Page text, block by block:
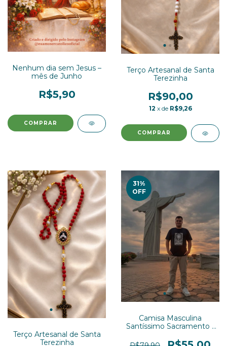
Nenhum dia sem Jesus –
mês de Junho
R$5,90
Terço Artesanal de Santa
Terezinha
R$90,00
12 x de R$9,26
Terço Artesanal de Santa
Terezinha
31%
OFF
Camisa Masculina
Santíssimo Sacramento (